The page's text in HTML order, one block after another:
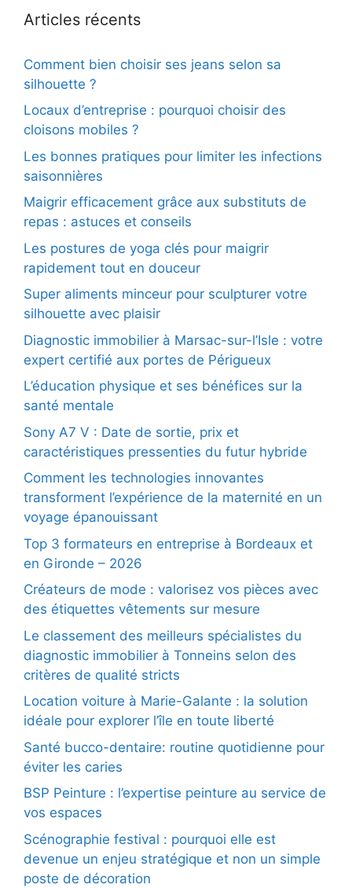
Articles récents
Comment bien choisir ses jeans selon sa
silhouette ?
Locaux d’entreprise : pourquoi choisir des
cloisons mobiles ?
Les bonnes pratiques pour limiter les infections
saisonnières
Maigrir efficacement grâce aux substituts de
repas : astuces et conseils
Les postures de yoga clés pour maigrir
rapidement tout en douceur
Super aliments minceur pour sculpturer votre
silhouette avec plaisir
Diagnostic immobilier à Marsac-sur-l’Isle : votre
expert certifié aux portes de Périgueux
L’éducation physique et ses bénéfices sur la
santé mentale
Sony A7 V : Date de sortie, prix et
caractéristiques pressenties du futur hybride
Comment les technologies innovantes
transforment l’expérience de la maternité en un
voyage épanouissant
Top 3 formateurs en entreprise à Bordeaux et
en Gironde – 2026
Créateurs de mode : valorisez vos pièces avec
des étiquettes vêtements sur mesure
Le classement des meilleurs spécialistes du
diagnostic immobilier à Tonneins selon des
critères de qualité stricts
Location voiture à Marie-Galante : la solution
idéale pour explorer l’île en toute liberté
Santé bucco-dentaire: routine quotidienne pour
éviter les caries
BSP Peinture : l’expertise peinture au service de
vos espaces
Scénographie festival : pourquoi elle est
devenue un enjeu stratégique et non un simple
poste de décoration